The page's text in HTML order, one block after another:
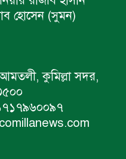
হোসেন (সুমন)
কুমিল্লা সদর,